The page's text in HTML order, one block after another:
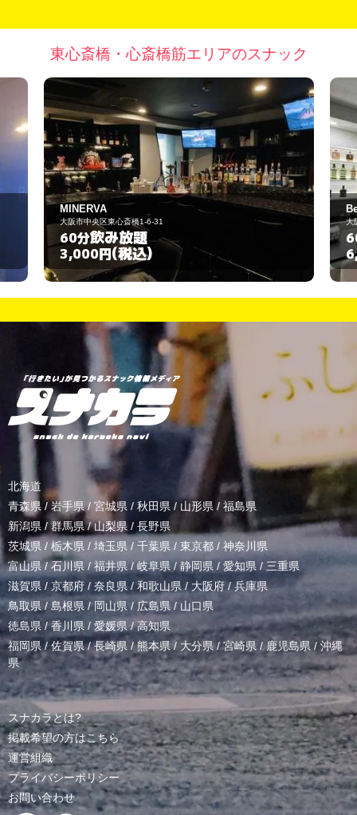
東心斎橋・心斎橋筋エリアのスナック
Belle neige
大阪市中央区東心斎橋2-4-21
60分飲み放題
6,000円(税込)
北海道
青森県 / 岩手県/ 宮城県 / 秋田県 / 山形県/ 福島県
新潟県 /群馬県/山梨県 / 長野県
茨城県 / 栃木県 / 埼玉県 / 千葉県 / 東京都 / 神奈川県
富山県 /石川県/福井県/岐阜県 / 静岡県 / 愛知県 / 三重県
滋賀県 / 京都府 / 奈良県 / 和歌山県/ 大阪府 /兵庫県
鳥取県/ 島根県 /岡山県/ 広島県 / 山口県
徳島県 /香川県 / 愛媛県/高知県
福岡県/佐賀県/長崎県 /熊本県/ 大分県/宮崎県 /鹿児島県 / 沖縄
県
スナカラとは?
掲載希望の方はこちら
運営組織
プライバシーポリシー
お問い合わせ